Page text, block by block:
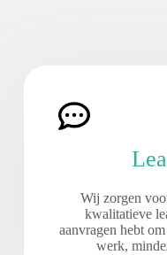
Wij zorgen
kwalitatieve
aanvragen hebt
werk,